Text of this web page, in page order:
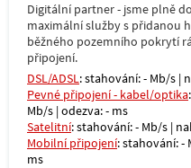
Digitální partner - jsme plně
maximální služby s přidanou
běžného pozemního pokrytí
připojení.
DSL/ADSL: stahování: - Mb/s |
Pevné připojení - kabel/optika
Mb/s | odezva: - ms
Satelitní: stahování: - Mb/s |
Mobilní připojení: stahování: -
ms